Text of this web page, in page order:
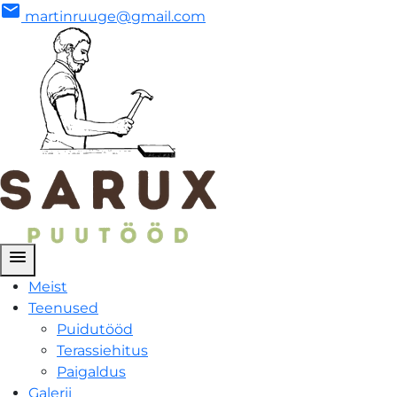
mail martinruuge@gmail.com
menu
Meist
Teenused
Puidutööd
Terassiehitus
Paigaldus
Galerii